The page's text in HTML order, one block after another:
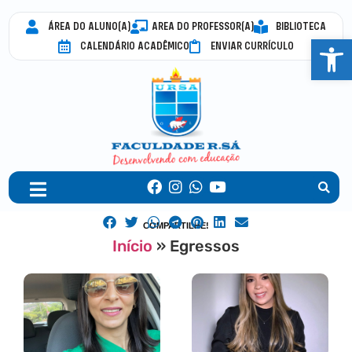
ÁREA DO ALUNO(A) AREA DO PROFESSOR(A)
BIBLIOTECA
CALENDÁRIO ACADÊMICO
ENVIAR CURRÍCULO
COMPARTILHE!
Início » Egressos
Abrir